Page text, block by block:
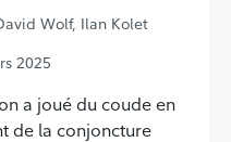
Wolf, Ilan Kolet
2025
a joué du coude en
de la conjoncture